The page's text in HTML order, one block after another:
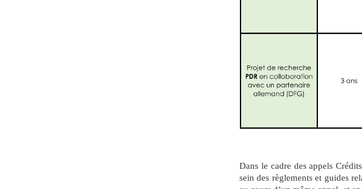
Dans le cadre des appels
sein des règlements et guides